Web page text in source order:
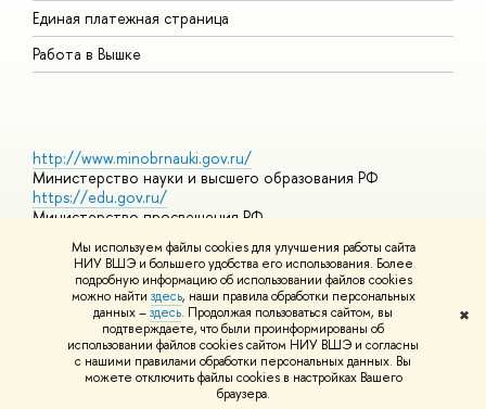
Мы используем файлы cookies для улучшения работы сайта
НИУ ВШЭ и большего удобства его использования. Более
подробную информацию об использовании файлов cookies
можно найти здесь, наши правила обработки персональных
данных –здесь. Продолжая пользоваться сайтом, вы
подтверждаете, что были проинформированы об
использовании файлов cookies сайтом НИУ ВШЭ и согласны
с нашими правилами обработки персональных данных. Вы
можете отключить файлы cookies в настройках Вашего
браузера.
✖
Единая платежная страница
Работа в Вышке
http://www.minobrnauki.gov.ru/
Министерство науки и высшего образования РФ
https://edu.gov.ru/
Министерство просвещения РФ
https://elearning.hse.ru/mooc
Массовые открытые онлайн-курсы
© НИУ ВШЭ 1993–2026 Адреса и контактыУсловия
использования материалов Политика конфиденциальности
Шрифты HSE Sans и HSE Slab разработаны вШколе дизайна НИУ